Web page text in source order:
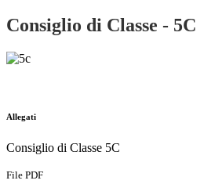
Consiglio di Classe - 5C
Allegati
Consiglio di Classe 5C
File PDF